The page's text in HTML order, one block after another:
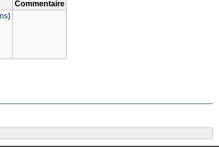
Commentaire
)